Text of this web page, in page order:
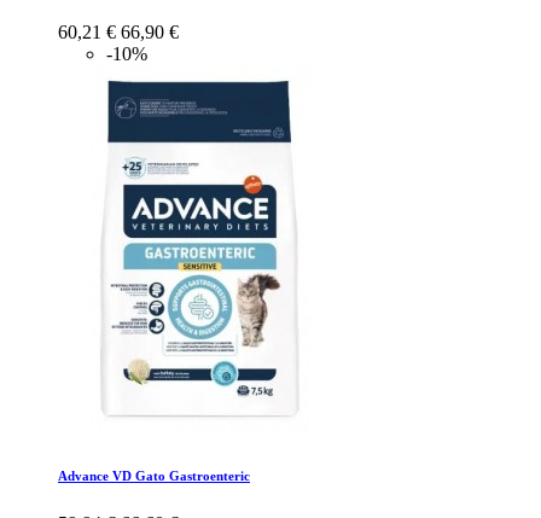
60,21 € 66,90 €
-10%
Advance VD Gato Gastroenteric